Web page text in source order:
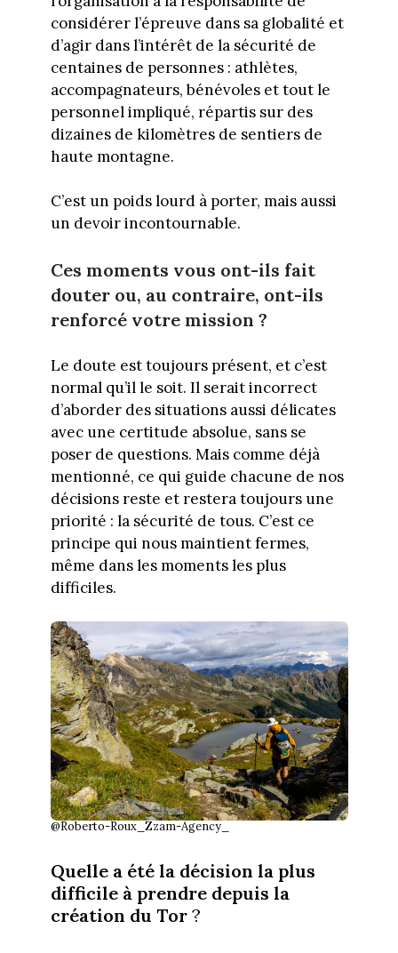
considérer l’épreuve dans sa globalité et
d’agir dans l’intérêt de la sécurité de
centaines de personnes : athlètes,
accompagnateurs, bénévoles et tout le
personnel impliqué, répartis sur des
dizaines de kilomètres de sentiers de
haute montagne.
C’est un poids lourd à porter, mais aussi
un devoir incontournable.
Ces moments vous ont-ils fait
douter ou, au contraire, ont-ils
renforcé votre mission ?
Le doute est toujours présent, et c’est
normal qu’il le soit. Il serait incorrect
d’aborder des situations aussi délicates
avec une certitude absolue, sans se
poser de questions. Mais comme déjà
mentionné, ce qui guide chacune de nos
décisions reste et restera toujours une
priorité : la sécurité de tous. C’est ce
principe qui nous maintient fermes,
même dans les moments les plus
difficiles.
@Roberto-Roux_Zzam-Agency_
Quelle a été la décision la plus
difficile à prendre depuis la
création du Tor ?